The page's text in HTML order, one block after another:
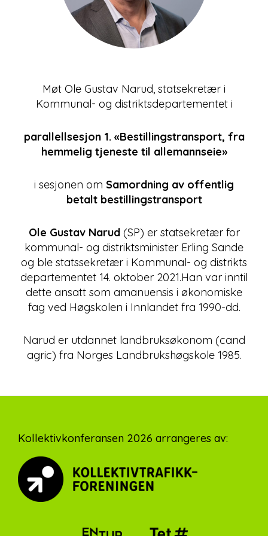
Møt Ole Gustav Narud, statsekretær i
Kommunal- og distriktsdepartementet i
parallellsesjon 1. «Bestillingstransport, fra
hemmelig tjeneste til allemannseie»
i sesjonen om Samordning av offentlig
betalt bestillingstransport
Ole Gustav Narud (SP) er statsekretær for
kommunal- og distriktsminister Erling Sande
og ble statssekretær i Kommunal- og distrikts
departementet 14. oktober 2021.Han var inntil
dette ansatt som amanuensis i økonomiske
fag ved Høgskolen i Innlandet fra 1990-dd.
Narud er utdannet landbruksøkonom (cand
agric) fra Norges Landbrukshøgskole 1985.
Footer
Kollektivkonferansen 2026 arrangeres av: